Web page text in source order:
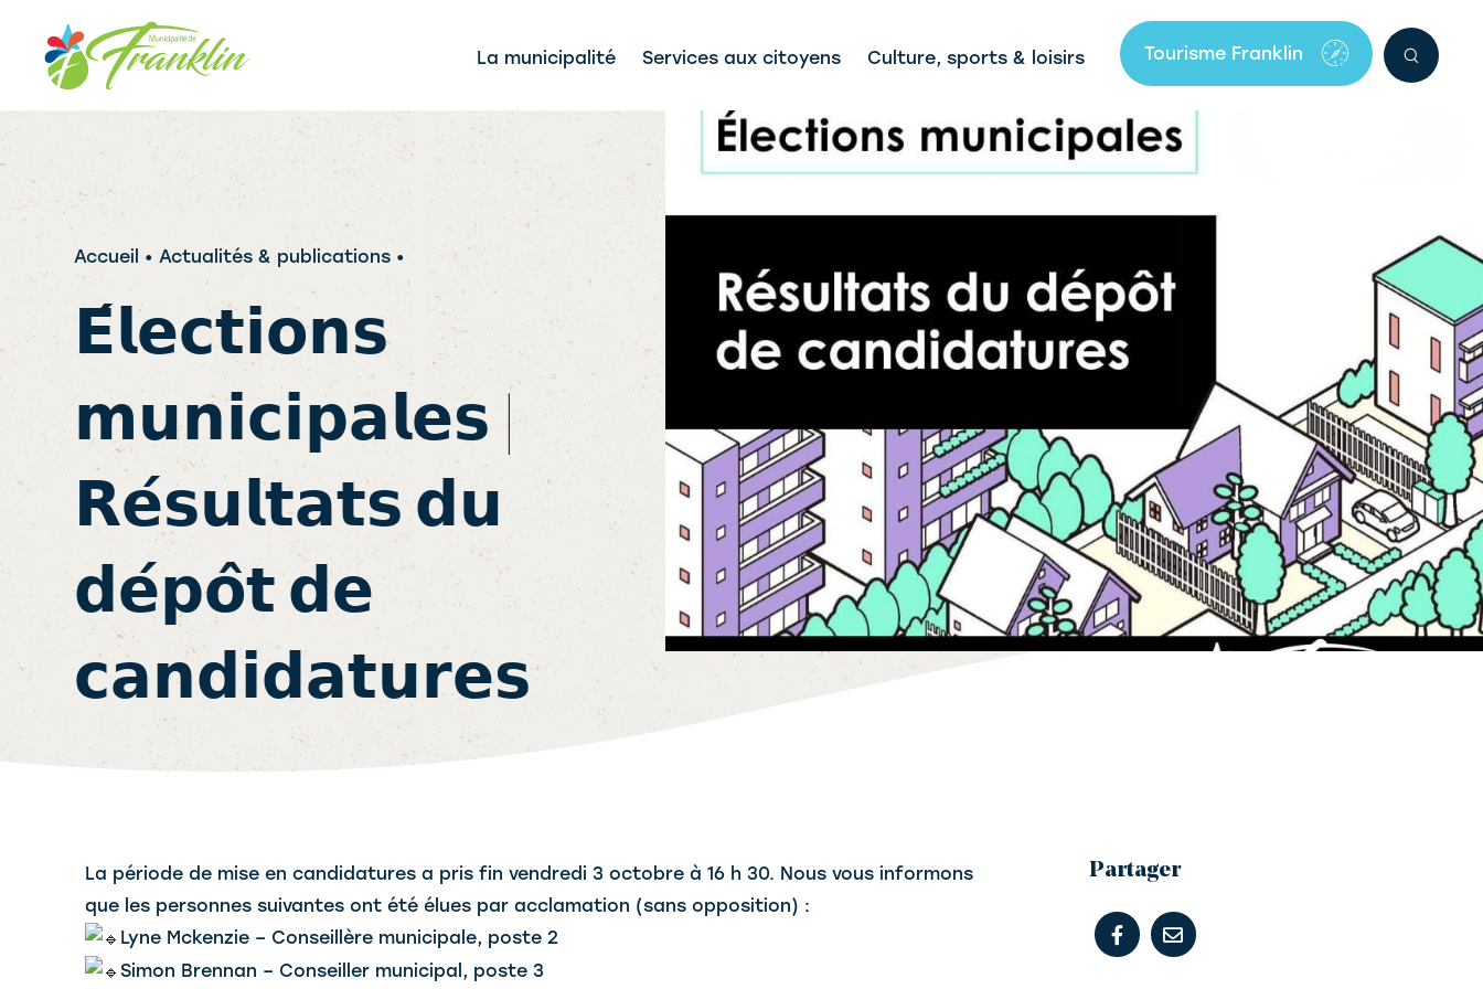
contenu
La municipalité Services aux citoyens Culture, sports & loisirs Tourisme Franklin
Accueil • Actualités & publications •
𝗘́𝗹𝗲𝗰𝘁𝗶𝗼𝗻𝘀
𝗺𝘂𝗻𝗶𝗰𝗶𝗽𝗮𝗹𝗲𝘀 |
𝗥𝗲́𝘀𝘂𝗹𝘁𝗮𝘁𝘀 𝗱𝘂
𝗱𝗲́𝗽𝗼̂𝘁 𝗱𝗲
𝗰𝗮𝗻𝗱𝗶𝗱𝗮𝘁𝘂𝗿𝗲𝘀
La période de mise en candidatures a pris fin vendredi 3 octobre à 16 h 30. Nous vous informons
que les personnes suivantes ont été élues par acclamation (sans opposition) :
Lyne Mckenzie – Conseillère municipale, poste 2
Simon Brennan – Conseiller municipal, poste 3
Partager